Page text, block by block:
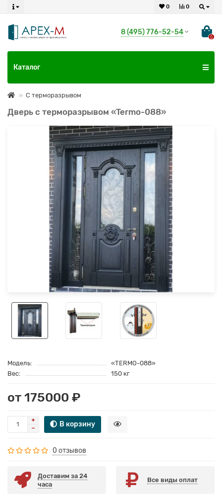
0
0
8 (495) 776-52-54
0
Каталог
С терморазрывом
Дверь с терморазрывом «Termo-088»
Модель:
«TERMO-088»
Вес:
150 кг
от 175000 ₽
В корзину
0 отзывов
Доставим за 24
часа
Все виды оплат